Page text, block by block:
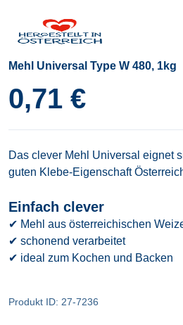
Mehl Universal Type W 480, 1kg
0,71 €
Das clever Mehl Universal eignet
guten Klebe-Eigenschaft
Einfach clever
✔ Mehl aus österreichischen
✔ schonend verarbeitet
✔ ideal zum Kochen und Backen
Produkt ID: 27-7236